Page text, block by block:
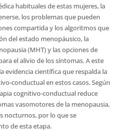
habituales de estas mujeres, la
los problemas que pueden
compartida y los algoritmos que
del estado menopáusico, la
(MHT) y las opciones de
el alivio de los síntomas. A este
evidencia científica que respalda la
conductual en estos casos. Según
cognitivo-conductual reduce
vasomotores de la menopausia,
nocturnos, por lo que se
de esta etapa.